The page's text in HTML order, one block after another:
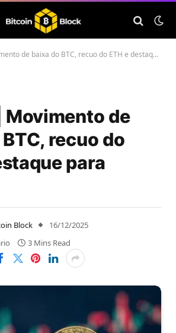
de baixa do BTC, recuo do ETH e destaque para Monero
Movimento de
recuo do
para
Block
16/12/2025
3 Mins Read